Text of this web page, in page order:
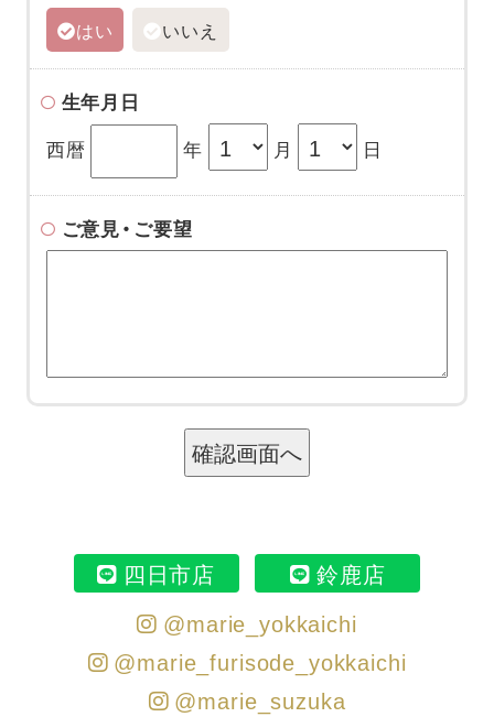
はい
いいえ
生年月日
西暦
年 月 日
ご意見・ご要望
四日市店
鈴鹿店
@marie_yokkaichi
@marie_furisode_yokkaichi
@marie_suzuka